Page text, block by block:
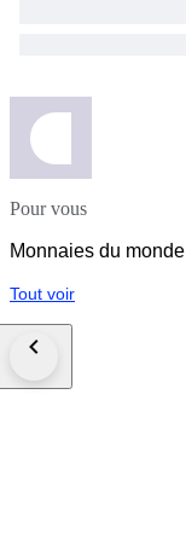
Pour vous
Monnaies du monde
Tout voir